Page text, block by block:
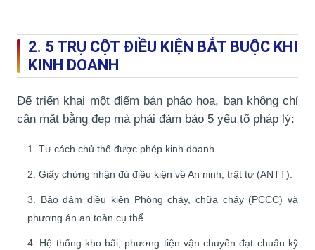
2. 5 TRỤ CỘT ĐIỀU KIỆN BẮT BUỘC KHI
KINH DOANH
Để triển khai một điểm bán pháo hoa, bạn không chỉ
cần mặt bằng đẹp mà phải đảm bảo 5 yếu tố pháp lý:
Tư cách chủ thể được phép kinh doanh.
Giấy chứng nhận đủ điều kiện về An ninh, trật tự (ANTT).
Bảo đảm điều kiện Phòng cháy, chữa cháy (PCCC) và
phương án an toàn cụ thể.
Hệ thống kho bãi, phương tiện vận chuyển đạt chuẩn kỹ